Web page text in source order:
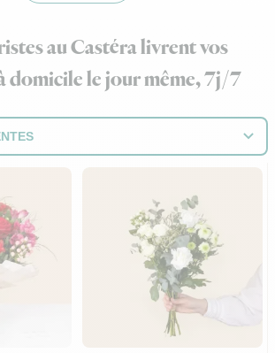
au Castéra livrent vos
domicile le jour même, 7j/7